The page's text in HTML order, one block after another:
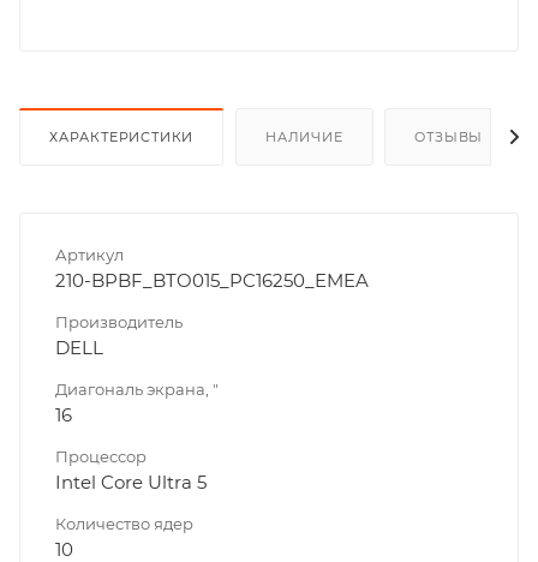
ХАРАКТЕРИСТИКИ НАЛИЧИЕ ОТЗЫВЫ
Артикул
210-BPBF_BTO015_PC16250_EMEA
Производитель
DELL
Диагональ экрана, "
16
Процессор
Intel Core Ultra 5
Количество ядер
10